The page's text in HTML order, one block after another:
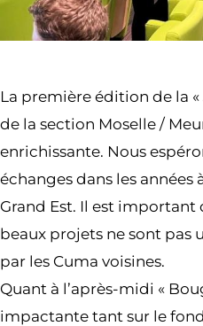
La première édition de la
de la section Moselle /
enrichissante. Nous
échanges dans les années
Grand Est. Il est
beaux projets ne sont pas
par les Cuma voisines.
Quant à l’après-midi «
impactante tant sur le